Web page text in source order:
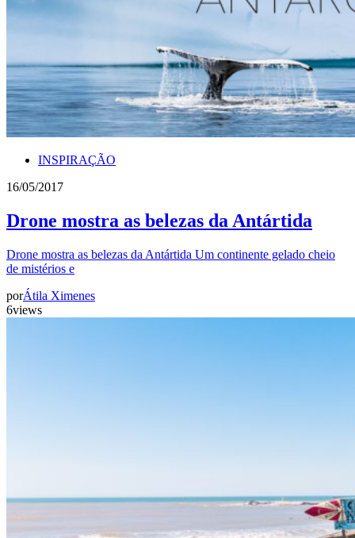
INSPIRAÇÃO
16/05/2017
Drone mostra as belezas da Antártida
Drone mostra as belezas da Antártida Um continente gelado cheio
de mistérios e
porÁtila Ximenes
6views